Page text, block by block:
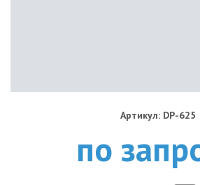
Артикул: DP-625
по